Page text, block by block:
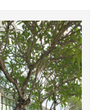
Ngọc
tạo:
tạo:
lý: